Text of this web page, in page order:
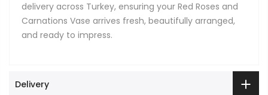
delivery across Turkey, ensuring your Red Roses and
Carnations Vase arrives fresh, beautifully arranged,
and ready to impress.
Delivery